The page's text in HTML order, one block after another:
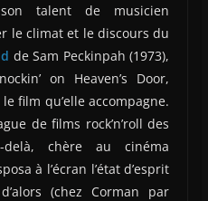
talent de musicien
le climat et le discours du
de Sam Peckinpah (1973),
on Heaven’s Door,
film qu’elle accompagne.
de films rock’n’roll des
chère au cinéma
à l’écran l’état d’esprit
(chez Corman par